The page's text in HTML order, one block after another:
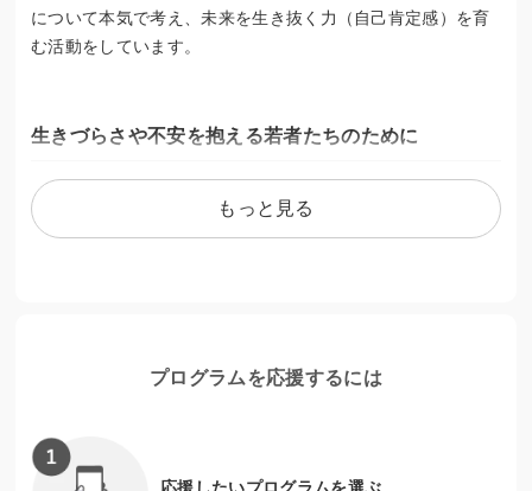
について本気で考え、未来を生き抜く力（自己肯定感）を育
む活動をしています。
生きづらさや不安を抱える若者たちのために
過去一年間に自ら命を絶った小中高生は527人と統計以来過
去最多となりました（※1）。
た割合は76.4％という国のデータもあるように（※3）、未来
【出典】
もっと見る
プログラムを応援するには
応援したいプログラムを選ぶ